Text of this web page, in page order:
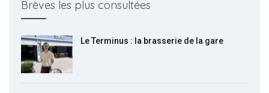
Brèves les plus consultées
Le Terminus : la brasserie de la gare